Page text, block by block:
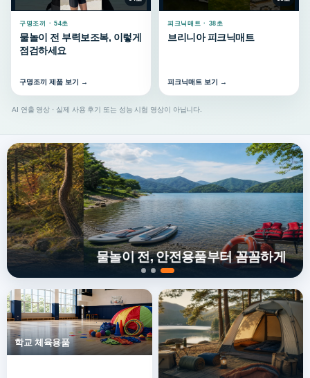
구명조끼 · 54초
물놀이 전 부력보조복, 이렇게
점검하세요
구명조끼 제품 보기 →
피크닉매트 · 38초
브리니아 피크닉매트
피크닉매트 보기 →
AI 연출 영상 · 실제 사용 후기 또는 성능 시험 영상이 아닙니다.